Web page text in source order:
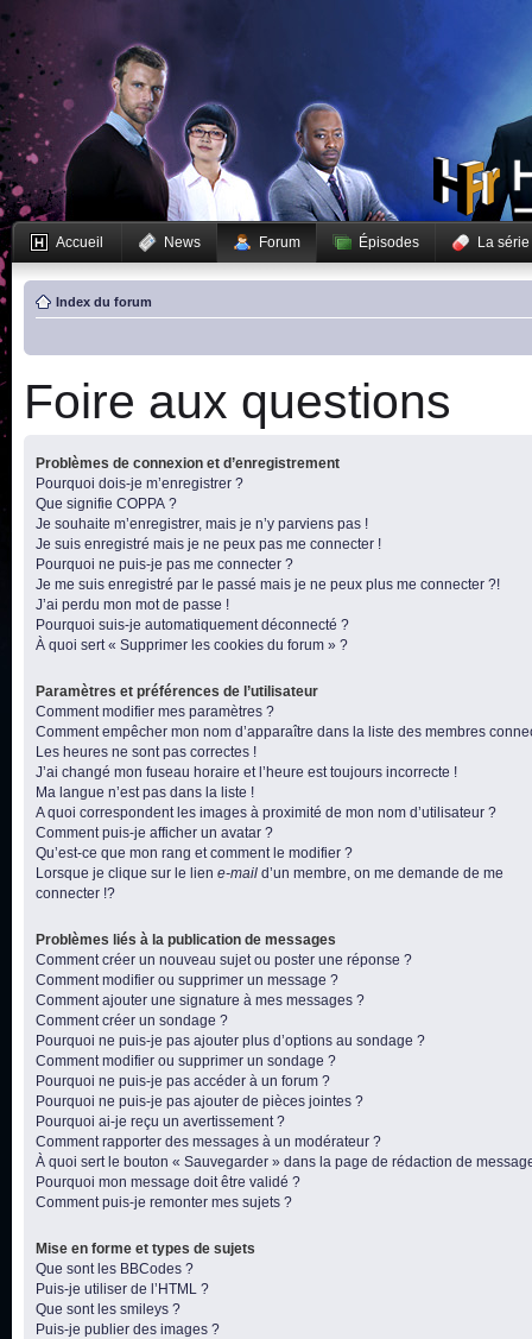
Accueil News Forum Épisodes La série
Index du forum
Foire aux questions
Problèmes de connexion et d’enregistrement
Pourquoi dois-je m’enregistrer ?
Que signifie COPPA ?
Je souhaite m’enregistrer, mais je n’y parviens pas !
Je suis enregistré mais je ne peux pas me connecter !
Pourquoi ne puis-je pas me connecter ?
Je me suis enregistré par le passé mais je ne peux plus me connecter ?!
J’ai perdu mon mot de passe !
Pourquoi suis-je automatiquement déconnecté ?
À quoi sert « Supprimer les cookies du forum » ?
Paramètres et préférences de l’utilisateur
Comment modifier mes paramètres ?
Comment empêcher mon nom d’apparaître dans la liste des membres
Les heures ne sont pas correctes !
J’ai changé mon fuseau horaire et l’heure est toujours incorrecte !
Ma langue n’est pas dans la liste !
A quoi correspondent les images à proximité de mon nom d’utilisateur ?
Comment puis-je afficher un avatar ?
Qu’est-ce que mon rang et comment le modifier ?
Lorsque je clique sur le lien e-mail d’un membre, on me demande de me
connecter !?
Problèmes liés à la publication de messages
Comment créer un nouveau sujet ou poster une réponse ?
Comment modifier ou supprimer un message ?
Comment ajouter une signature à mes messages ?
Comment créer un sondage ?
Pourquoi ne puis-je pas ajouter plus d’options au sondage ?
Comment modifier ou supprimer un sondage ?
Pourquoi ne puis-je pas accéder à un forum ?
Pourquoi ne puis-je pas ajouter de pièces jointes ?
Pourquoi ai-je reçu un avertissement ?
Comment rapporter des messages à un modérateur ?
À quoi sert le bouton « Sauvegarder » dans la page de rédaction de
Pourquoi mon message doit être validé ?
Comment puis-je remonter mes sujets ?
Mise en forme et types de sujets
Que sont les BBCodes ?
Puis-je utiliser de l’HTML ?
Que sont les smileys ?
Puis-je publier des images ?